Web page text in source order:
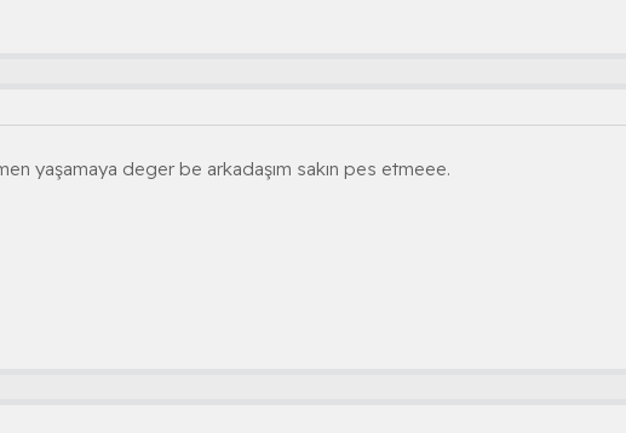
yaşamaya deger be arkadaşım sakın pes etmeee.